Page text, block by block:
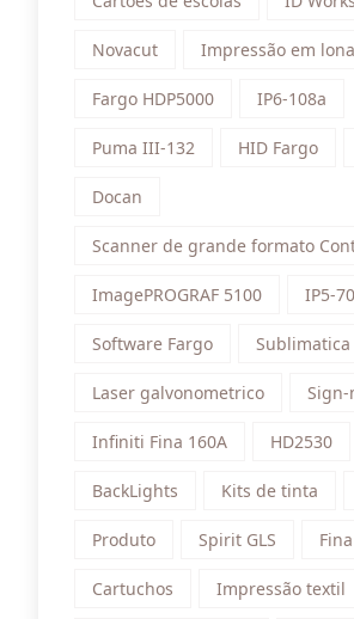
Novacut Impressão em lona
Fargo HDP5000 IP6-108a
Puma III-132 HID Fargo
Docan
Scanner de grande formato
ImagePROGRAF 5100 IP5-
Software Fargo Sublimatica
Laser galvonometrico
Infiniti Fina 160A HD2530
BackLights Kits de tinta
Produto Spirit GLS
Cartuchos Impressão textil